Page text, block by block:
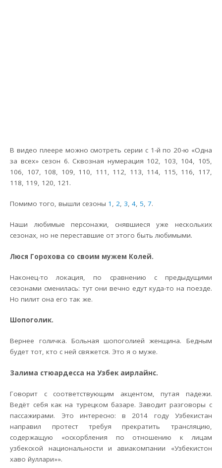
В видео плеере можно смотреть серии с 1-й по 20-ю «Одна
за всех» сезон 6. Сквозная нумерация 102, 103, 104, 105,
106, 107, 108, 109, 110, 111, 112, 113, 114, 115, 116, 117,
118, 119, 120, 121.
Помимо того, вышли сезоны 1 ,2, 3,4, 5,7.
Наши любимые персонажи, снявшиеся уже нескольких
сезонах, но не переставшие от этого быть любимыми.
Люся Горохова со своим мужем Колей.
Наконец-то локация, по сравнению с предыдущими
сезонами сменилась: тут они вечно едут куда-то на поезде.
Но пилит она его так же.
Шопоголик.
Вернее голичка. Больная шопоголией женщина. Бедным
будет тот, кто с ней свяжется. Это я о муже.
Залима стюардесса на Узбек аирлайнс.
Говорит с соответствующим акцентом, путая падежи.
Ведёт себя как на турецком базаре. Заводит разговоры с
пассажирами. Это интересно: в 2014 году Узбекистан
направил протест требуя прекратить трансляцию,
содержащую «оскорбления по отношению к лицам
узбекской национальности и авиакомпании «Узбекистон
хаво йуллари»».